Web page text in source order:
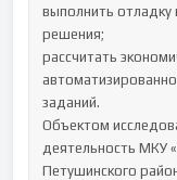
выполнить отладку
решения;
рассчитать
заданий.
Объектом
деятельность МКУ
Петушинского